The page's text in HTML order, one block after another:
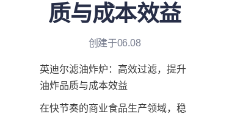
质与成本效益
创建于06.08
英迪尔滤油炸炉：高效过滤，提升
油炸品质与成本效益
在快节奏的商业食品生产领域，稳
关于我们